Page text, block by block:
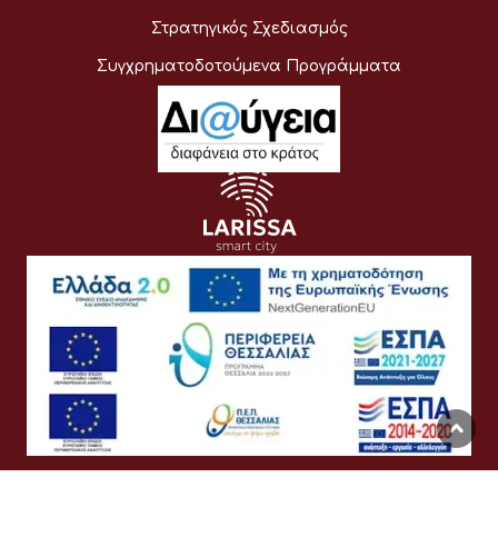
Στρατηγικός Σχεδιασμός
Συγχρηματοδοτούμενα Προγράμματα